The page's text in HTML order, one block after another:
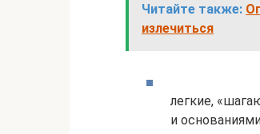
Читайте также:
излечиться
легкие,
и